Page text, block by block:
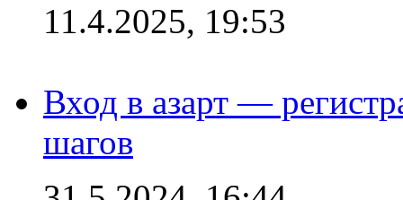
11.4.2025, 19:53
Вход в азарт —
шагов